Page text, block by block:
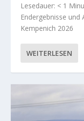
Lesedauer: < 1
Endergebnisse und
Kempenich 2026
WEITERLESEN